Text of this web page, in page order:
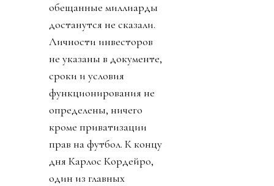
обещанные миллиарды
достанутся не сказали.
Личности инвесторов
не указаны в документе,
сроки и условия
функционирования не
определены, ничего
кроме приватизации
прав на футбол. К концу
дня Карлос Кордейро,
один из главных